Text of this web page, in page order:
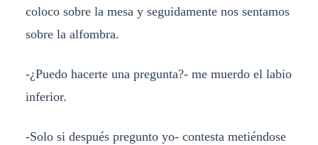
coloco sobre la mesa y seguidamente nos sentamos
sobre la alfombra.
-¿Puedo hacerte una pregunta?- me muerdo el labio
inferior.
-Solo si después pregunto yo- contesta metiéndose